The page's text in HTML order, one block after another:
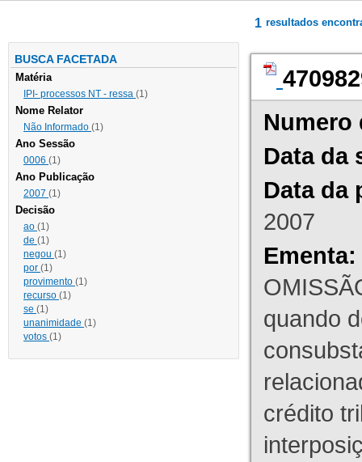
BUSCA FACETADA
Matéria
IPI- processos NT - ressa (1)
Nome Relator
Não Informado (1)
Ano Sessão
0006 (1)
Ano Publicação
2007 (1)
Decisão
ao (1)
de (1)
negou (1)
por (1)
provimento (1)
recurso (1)
se (1)
unanimidade (1)
votos (1)
1 resultados
Numero
Data da
Data da
2007
Ementa:
quando
crédito